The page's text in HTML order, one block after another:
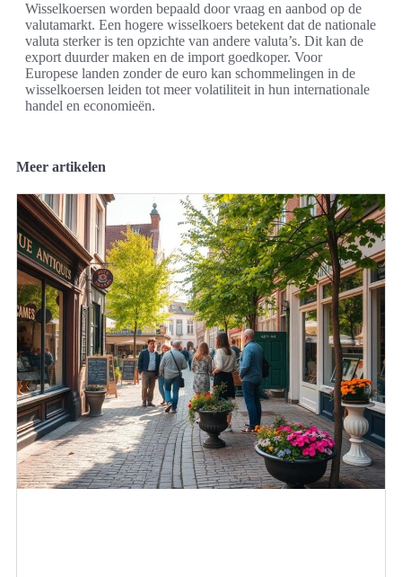
Wisselkoersen worden bepaald door vraag en aanbod op de
valutamarkt. Een hogere wisselkoers betekent dat de nationale
valuta sterker is ten opzichte van andere valuta’s. Dit kan de
export duurder maken en de import goedkoper. Voor
Europese landen zonder de euro kan schommelingen in de
wisselkoersen leiden tot meer volatiliteit in hun internationale
handel en economieën.
Meer artikelen